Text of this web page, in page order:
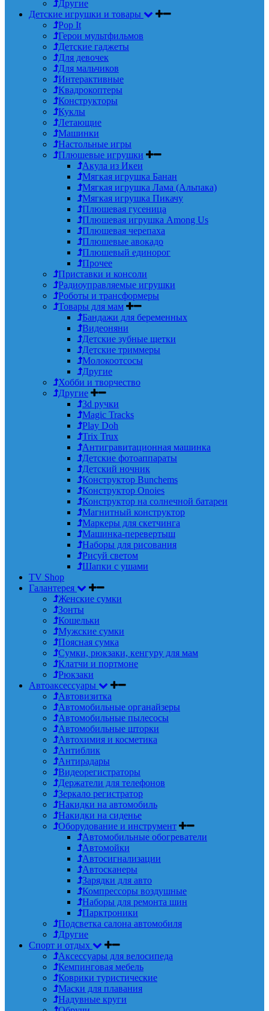
Другие
Детские игрушки и товары
Pop It
Герои мультфильмов
Детские гаджеты
Для девочек
Для мальчиков
Интерактивные
Квадрокоптеры
Конструкторы
Куклы
Летающие
Машинки
Настольные игры
Плюшевые игрушки
Акула из Икеи
Мягкая игрушка Банан
Мягкая игрушка Лама (Альпака)
Мягкая игрушка Пикачу
Плюшевая гусеница
Плюшевая игрушка Among Us
Плюшевая черепаха
Плюшевые авокадо
Плюшевый единорог
Прочее
Приставки и консоли
Радиоуправляемые игрушки
Роботы и трансформеры
Товары для мам
Бандажи для беременных
Видеоняни
Детские зубные щетки
Детские триммеры
Молокоотсосы
Другие
Хобби и творчество
Другие
3d ручки
Magic Tracks
Play Doh
Trix Trux
Антигравитационная машинка
Детские фотоаппараты
Детский ночник
Конструктор Bunchems
Конструктор Onoies
Конструктор на солнечной батареи
Магнитный конструктор
Маркеры для скетчинга
Машинка-перевертыш
Наборы для рисования
Рисуй светом
Шапки с ушами
TV Shop
Галантерея
Женские сумки
Зонты
Кошельки
Мужские сумки
Поясная сумка
Сумки, рюкзаки, кенгуру для мам
Клатчи и портмоне
Рюкзаки
Автоаксессуары
Автовизитка
Автомобильные органайзеры
Автомобильные пылесосы
Автомобильные шторки
Автохимия и косметика
Антиблик
Антирадары
Видеорегистраторы
Держатели для телефонов
Зеркало регистратор
Накидки на автомобиль
Накидки на сиденье
Оборудование и инструмент
Автомобильные обогреватели
Автомойки
Автосигнализации
Автосканеры
Зарядки для авто
Компрессоры воздушные
Наборы для ремонта шин
Парктроники
Подсветка салона автомобиля
Другие
Спорт и отдых
Аксессуары для велосипеда
Кемпинговая мебель
Коврики туристические
Маски для плавания
Надувные круги